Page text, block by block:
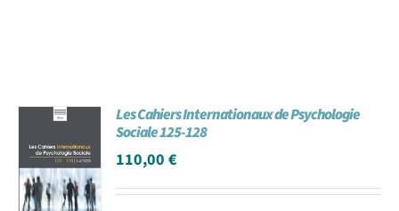
Les Cahiers Internationaux de Psychologie
Sociale 125-128
110,00€